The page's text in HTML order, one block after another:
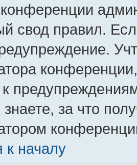
свод правил.
за что
к началу